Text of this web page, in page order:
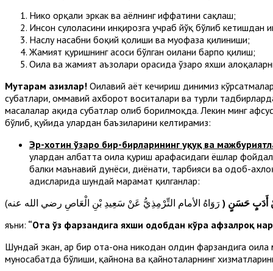
Никоҳ орқали эркак ва аёлнинг иффатини сақлаш;
Инсон сулоласини инқирозга учраб йўқ бўлиб кетишдан
Наслу насабни боқий қолиши ва муҳофаза қилиниши;
Жамият қуришнинг асоси бўлган оилани барпо қилиш;
Оила ва жамият аъзолари орасида ўзаро яхши
Муҳтарам азизлар! Оилавий ҳаёт кечириш динимиз
суҳбатлари, оммавий ахборот воситалари ва турли
масалалар ҳақида суҳбатлар олиб борилмоқда. Лекин минг
бўлиб, қуйида улардан баъзиларини келтирамиз:
Эр-хотин ўзаро бир-бирларининг ҳуқуқ ва
улардан албатта оила қуриш арафасидаги ёшлар
балки маънавий дунёси, диёнати, тарбияси ва одоб-
ҳадисларида шундай марҳамат қилганлар:
أَدَبٍ حَسَنٍ (
яъни: “Ота ўз фарзандига яхши одобдан кўра афзалроқ
Шундай экан, ҳар бир ота-она никоҳдан олдин фарзандига
муносабатда бўлиши, қайнона ва қайноталарнинг